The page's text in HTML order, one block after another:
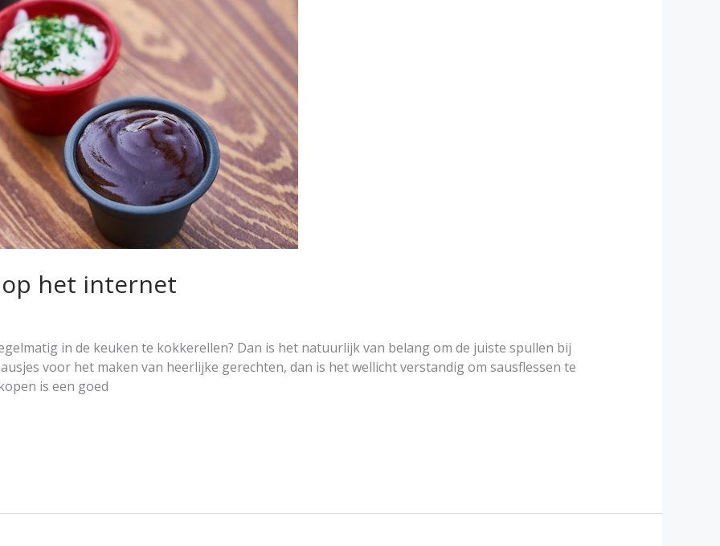
op het internet
in de keuken te kokkerellen? Dan is het natuurlijk van belang om de juiste spullen bij
voor het maken van heerlijke gerechten, dan is het wellicht verstandig om sausflessen te
is een goed